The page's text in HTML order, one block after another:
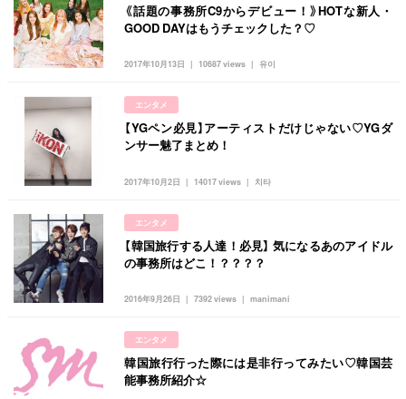
2017年10月13日 유이
10687 views
《話題の事務所C9からデビュー！》HOTな新人・
GOOD DAYはもうチェックした？♡
エンタメ
2017年10月2日 치타
14017 views
【YGペン必見】アーティストだけじゃない♡YGダ
ンサー魅了まとめ！
エンタメ
2016年9月26日 manimani
7392 views
【韓国旅行する人達！必見】 気になるあのアイドル
の事務所はどこ！？？？？
エンタメ
韓国旅行行った際には是非行ってみたい♡韓国芸
能事務所紹介☆